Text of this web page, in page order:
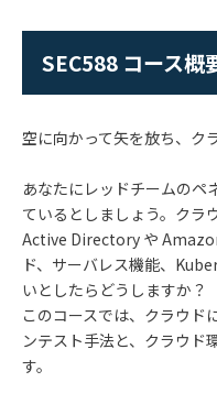
SEC588 コース概
空に向かって矢を放ち、ク
あなたにレッドチームのペ
ているとしましょう。クラ
Active Directory や
ド、サーバレス機能、
いとしたらどうしますか？
このコースでは、クラウド
ンテスト手法と、クラウド
す。